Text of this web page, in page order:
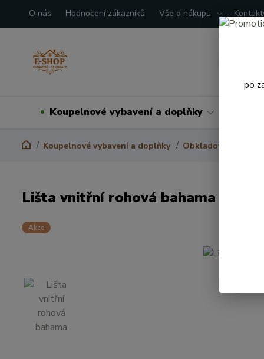
O nás Hodnocení zákazníků Vše o nákupu
Koupelnové vybavení a doplňky
Koupelnové vybavení a doplňky Obkladové lišty
Lišta vnitřní rohová bahama
Akce
po